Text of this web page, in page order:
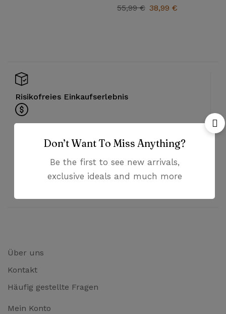
55,99€ 38,99 €
Risikofreies Einkaufserlebnis
Hochwertige Qualität zu günstigen Preisen
Über uns
Kontakt
Häufig gestellte Fragen
Mein Konto
Don’t Want To Miss Anything?
Be the first to see new arrivals,
exclusive ideals and much more